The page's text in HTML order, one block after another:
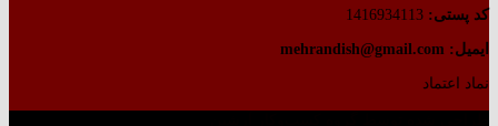
کد پستی:
ایمیل: mehrandish@gmail.com
نماد اعتماد